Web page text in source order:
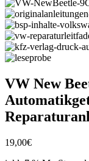
VW New
19,00€